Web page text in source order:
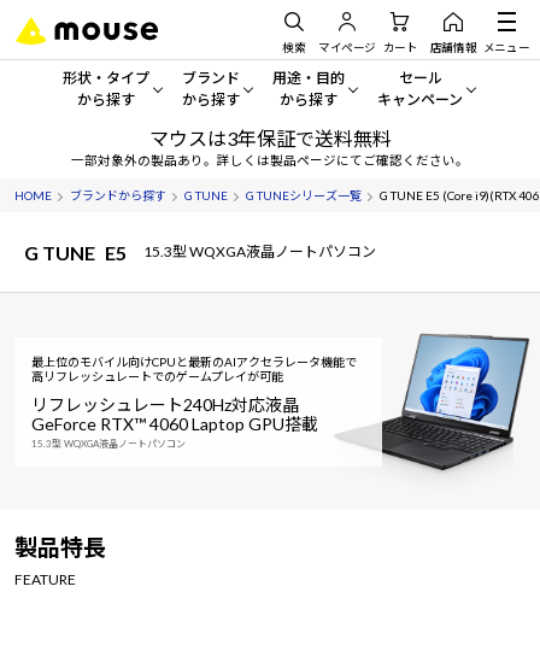
検索 マイページ カート 店舗情報 メニュー
形状・タイプ
から探す
形状・タイプから探す をすべてみる
デスクトップPC
ノートPC
サーバー
ワークステーション
Windows 11
ブランド
から探す
mouse
G TUNE
NEXTGEAR
MousePro
iiyama
用途・目的
から探す
一般向けパソコン
ゲーミングPC・ゲーム向けパソコン
クリエイティブ向け
学習向けパソコン
スペック/パーツ別
セール
キャンペーン
セール・キャンペー
期間限定セール
おすすめ目玉パソコン
今イチオシのパソコンをピ
Windows 11|Copilot+ PC
マウスは3年保証で送料無料
一部対象外の製品あり。詳しくは製品ページにてご確認ください。
HOME ブランドから探す G TUNE G TUNEシリーズ一覧 G TUNE E5 (Core i9)(RTX
G TUNE E5 15.3型 WQXGA液晶ノートパソコン
最上位のモバイル向けCPUと最新のAIアクセラレータ機能で
高リフレッシュレートでのゲームプレイが可能
リフレッシュレート240Hz対応液晶
GeForce RTX™ 4060 Laptop GPU搭載
15.3型 WQXGA液晶ノートパソコン
製品特長
FEATURE